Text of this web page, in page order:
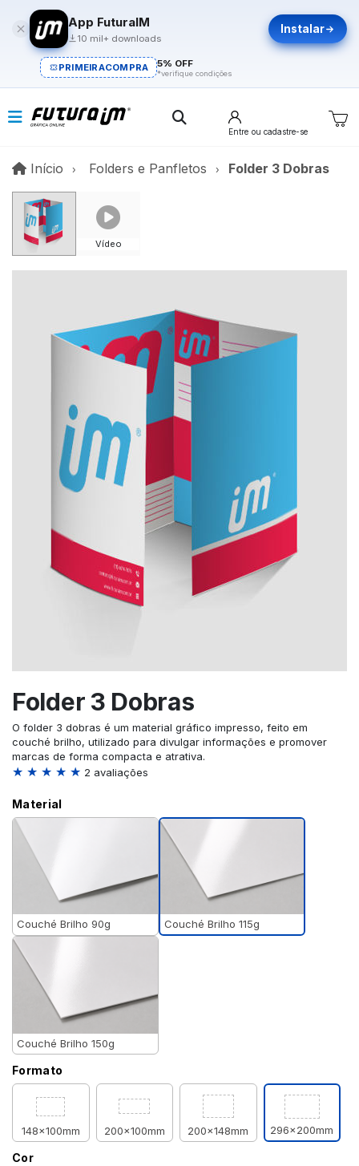
App FuturaIM
10 mil+ downloads
Instalar
PRIMEIRACOMPRA 5% OFF
*verifique condições
Entre ou cadastre-se
Início InícioFolders e Panfletos Folder 3 Dobras
Vídeo
Folder 3 Dobras
O folder 3 dobras é um material gráfico impresso, feito em
couché brilho, utilizado para divulgar informações e promover
marcas de forma compacta e atrativa.
★ ★ ★ ★ ★ 2 avaliações
Material
Couché Brilho 90g Couché Brilho 115g
Couché Brilho 150g
Formato
148x100mm 200x100mm 200x148mm 296x200mm
Cor